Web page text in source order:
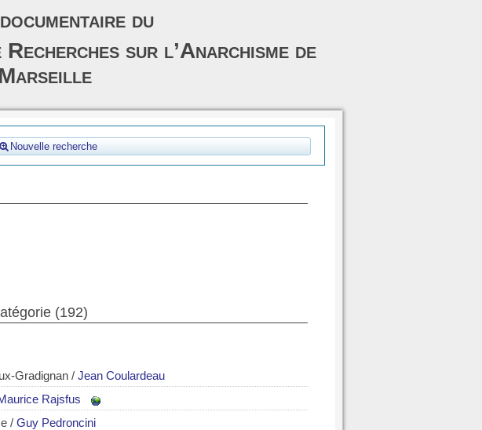
Nouvelle recherche
(192)
Gradignan / Jean Coulardeau
Rajsfus
/ Guy Pedroncini
du
sur l’Anarchisme de
Marseille